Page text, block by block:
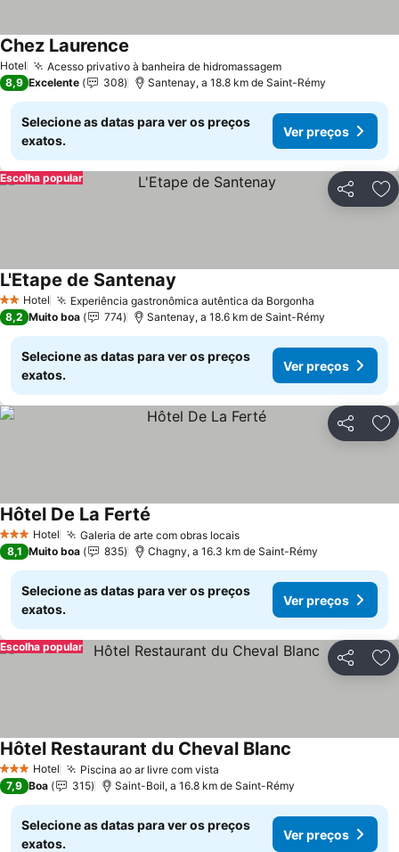
Hotel Acesso privativo à banheira de hidromassagemVer preços
Chez Laurence
8,9 Excelente 308 Santenay, a 18.8 km de Saint-Rémy
Selecione as datas para ver os preços
exatos.
Ver preços
Partilhar
Escolha popular
2 Estrelas
Hotel Experiência gastronômica autêntica da Borgonha
L'Etape de Santenay
8,2 Muito boa 774 Santenay, a 18.6 km de Saint-Rémy
Selecione as datas para ver os preços
exatos.
Ver preços
Partilhar
3 EstrelasHotel Galeria de arte com obras locaisVer preços
Hôtel De La Ferté
8,1 Muito boa 835 Chagny, a 16.3 km de Saint-Rémy
Selecione as datas para ver os preços
exatos.
Ver preços
Partilhar
Escolha popular
3 EstrelasHotel Piscina ao ar livre com vista
Hôtel Restaurant du Cheval Blanc
7,9 Boa 315 Saint-Boil, a 16.8 km de Saint-Rémy
Selecione as datas para ver os preços
exatos.
Ver preços